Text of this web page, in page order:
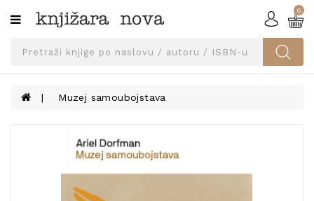
Kategorije
SVEUČILIŠNA
UDŽBENICI
KNJIGE
PRIBOR
0
Muzej samoubojstava